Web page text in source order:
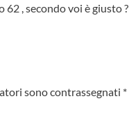
, secondo voi è giusto ?
sono contrassegnati *